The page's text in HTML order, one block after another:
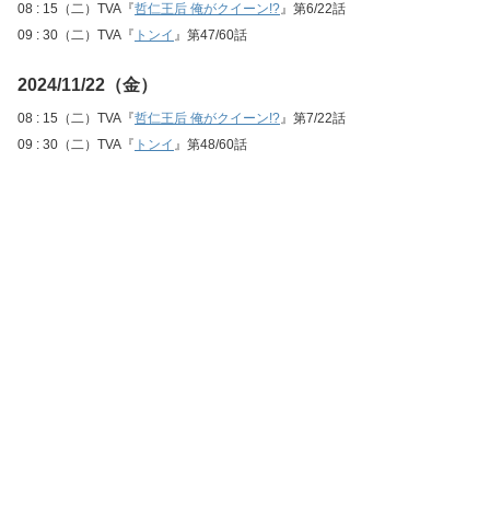
08 : 15（二）TVA『哲仁王后 俺がクイーン!?』第6/22話
09 : 30（二）TVA『 トンイ 』第47/60話
2024/11/22（金）
08 : 15（二）TVA『哲仁王后 俺がクイーン!?』第7/22話
09 : 30（二）TVA『 トンイ 』第48/60話